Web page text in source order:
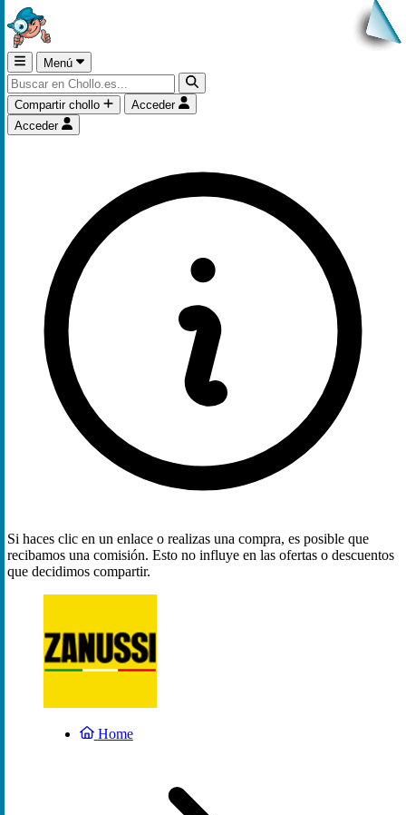
Menú
Compartir chollo
Acceder
Acceder
Si haces clic en un enlace o realizas una compra, es posible que
recibamos una comisión. Esto no influye en las ofertas o descuentos
que decidimos compartir.
Home